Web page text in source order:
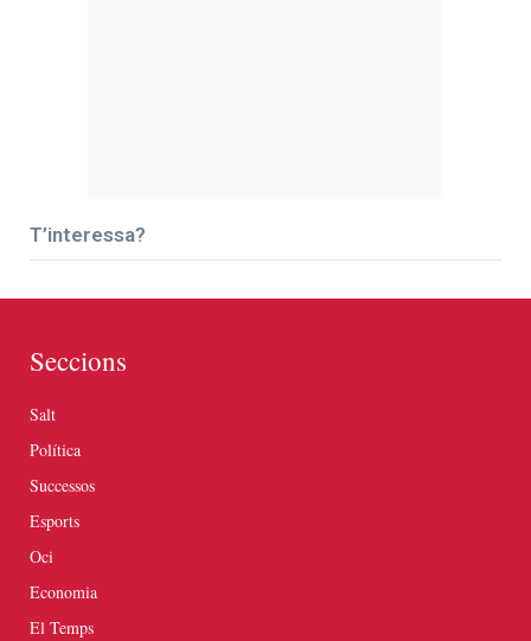
T’interessa?
Seccions
Salt
Política
Successos
Esports
Oci
Economia
El Temps